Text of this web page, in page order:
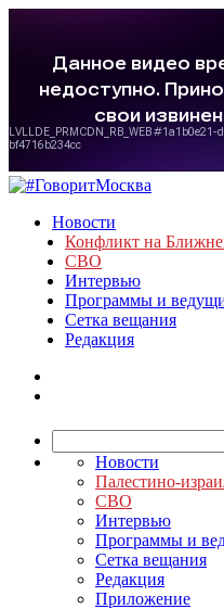
Новости
Конфликт на
СВО
Интервью
Программы и
Сетка вещания
Редакция
Новости
Палестино-
СВО
Интервью
Программы и
Сетка вещания
Редакция
Приложение